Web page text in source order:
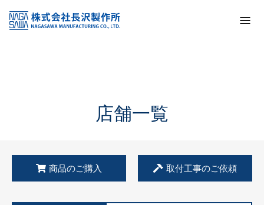
KSS加盟店・取扱店情報
店舗一覧
店舗一覧
商品のご購入 取付工事のご依頼